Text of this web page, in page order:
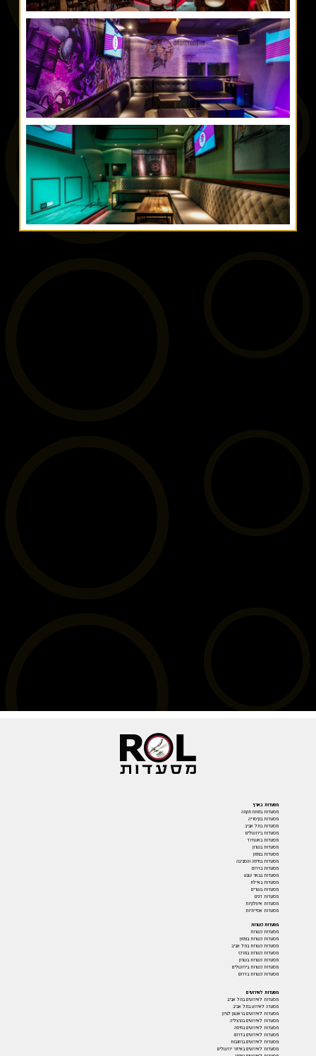
מסעדות בארץ
מסעדות בפתח תקווה
מסעדות בקיסריה
מסעדות בתל אביב
מסעדות בירושלים
מסעדות באשדוד
מסעדות בשרון
מסעדות בצפון
מסעדות בחיפה והסביבה
מסעדות בדרום
מסעדות בבאר שבע
מסעדות באילת
מסעדות בשרים
מסעדות דגים
מסעדות איטלקיות
מסעדות אסייתיות
מסעדות כשרות
מסעדות כשרות
מסעדות כשרות בצפון
מסעדות כשרות בתל אביב
מסעדות כשרות במרכז
מסעדות כשרות בשרון
מסעדות כשרות בירושלים
מסעדות כשרות בדרום
מסעדות לאירועים
מסעדות לאירועים בתל אביב
מסעדה לאירוע בתל אביב
מסעדות לאירועים בראשון לציון
מסעדות לאירועים בהרצליה
מסעדות לאירועים בחיפה
מסעדות לאירועים בדרום
מסעדות לאירועים ברחובות
מסעדות לאירועים באיזור ירושלים